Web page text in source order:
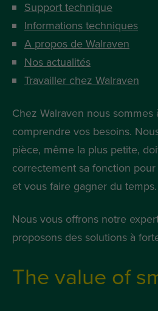
Support technique
Informations techniques
A propos de Walraven
Nos actualités
Travailler chez Walraven
Chez Walraven nous
comprendre vos besoins.
pièce, même la plus petite,
correctement sa fonction
et vous faire gagner du temps.
Nous vous offrons notre
proposons des solutions à
The value of